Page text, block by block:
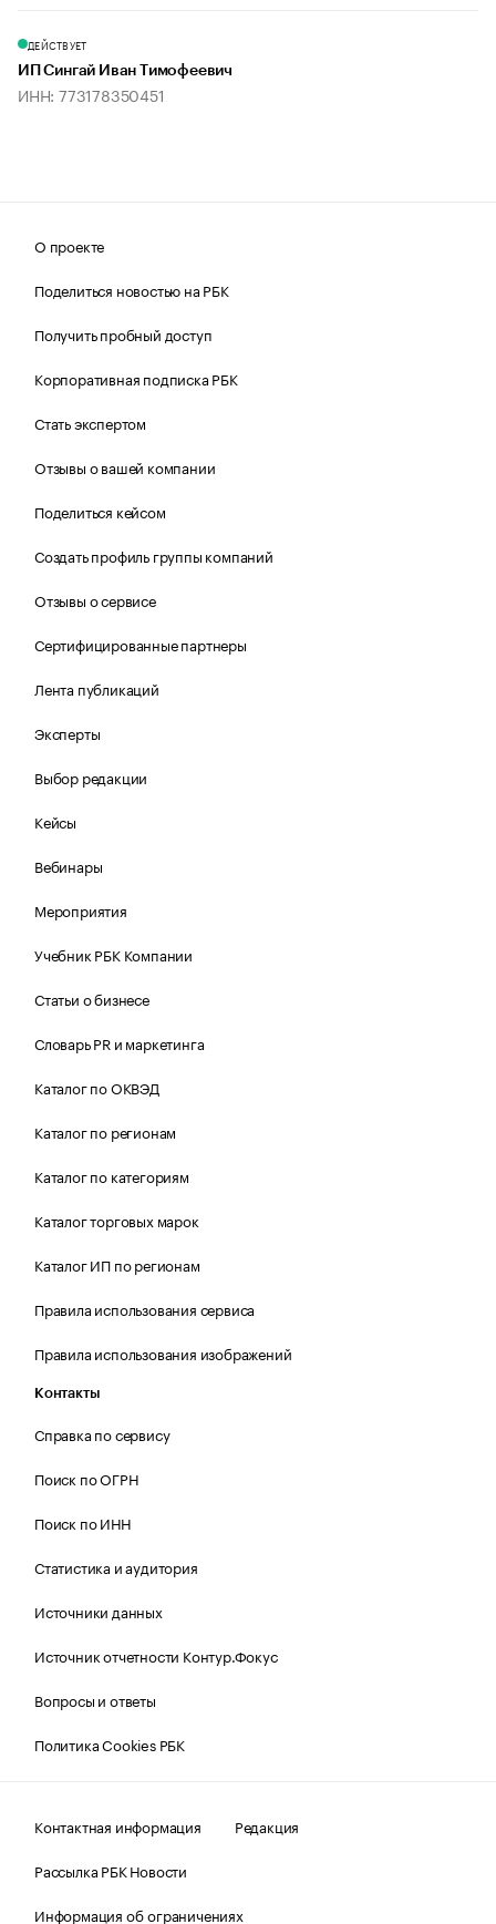
ДЕЙСТВУЕТ
ИП Сингай Иван Тимофеевич
ИНН: 773178350451
О проекте
Поделиться новостью на РБК
Получить пробный доступ
Корпоративная подписка РБК
Стать экспертом
Отзывы о вашей компании
Поделиться кейсом
Создать профиль группы компаний
Отзывы о сервисе
Сертифицированные партнеры
Лента публикаций
Эксперты
Выбор редакции
Кейсы
Вебинары
Мероприятия
Учебник РБК Компании
Статьи о бизнесе
Словарь PR и маркетинга
Каталог по ОКВЭД
Каталог по регионам
Каталог по категориям
Каталог торговых марок
Каталог ИП по регионам
Правила использования сервиса
Правила использования изображений
Контакты
Справка по сервису
Поиск по ОГРН
Поиск по ИНН
Статистика и аудитория
Источники данных
Источник отчетности Контур.Фокус
Вопросы и ответы
Политика Cookies РБК
Контактная информация
Редакция
Рассылка РБК Новости
Информация об ограничениях